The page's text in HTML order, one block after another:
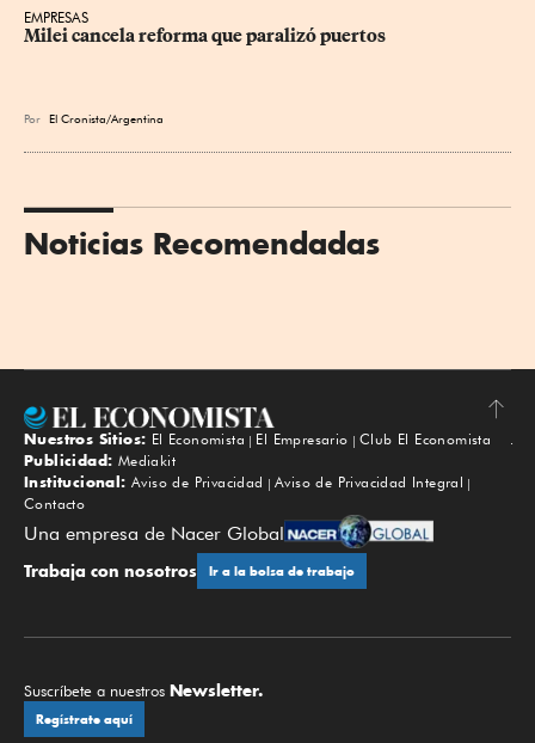
EMPRESAS
Milei cancela reforma que paralizó puertos
Por El Cronista/Argentina
Noticias Recomendadas
Subir
Nuestros Sitios: El Economista El Empresario
Club El Economista
Publicidad: Mediakit
Institucional: Aviso de Privacidad
Aviso de Privacidad Integral
Contacto
Una empresa de Nacer Global
Trabaja con nosotros Ir a la bolsa de trabajo
Suscríbete a nuestros Newsletter.
Regístrate aquí